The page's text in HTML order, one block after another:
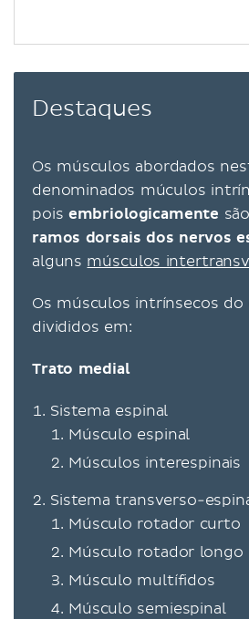
Destaques
Os músculos abordados
denominados múculos
pois embriologicamente são
ramos dorsais dos nervos
alguns músculos
Os músculos intrínsecos do
divididos em:
Trato medial
Sistema espinal
Músculo espinal
Músculos interespinais
Sistema transverso-
Músculo rotador curto
Músculo rotador longo
Músculo multífidos
Músculo semiespinal